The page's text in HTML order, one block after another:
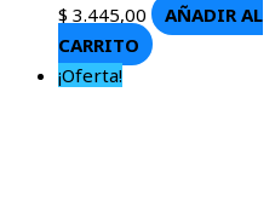
$ 3.445,00
AÑADIR AL
CARRITO
¡Oferta!